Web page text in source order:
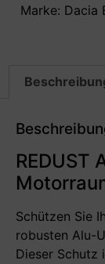
Marke: Dacia
REDUST
Schützen Sie
robusten Alu-
Dieser Schutz